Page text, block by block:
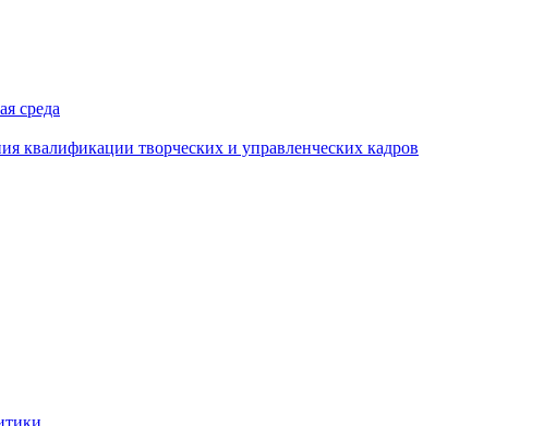
среда
квалификации творческих и управленческих кадров